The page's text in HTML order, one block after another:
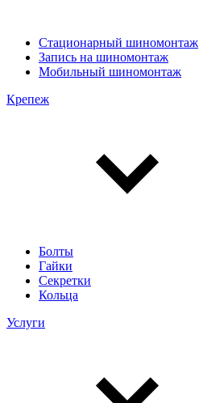
Стационарный шиномонтаж
Запись на шиномонтаж
Мобильный шиномонтаж
Крепеж
Болты
Гайки
Секретки
Кольца
Услуги